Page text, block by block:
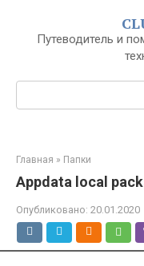
контентуПутеводитель и
Главная » Папки
Appdata local
Опубликовано: 20.01.2020